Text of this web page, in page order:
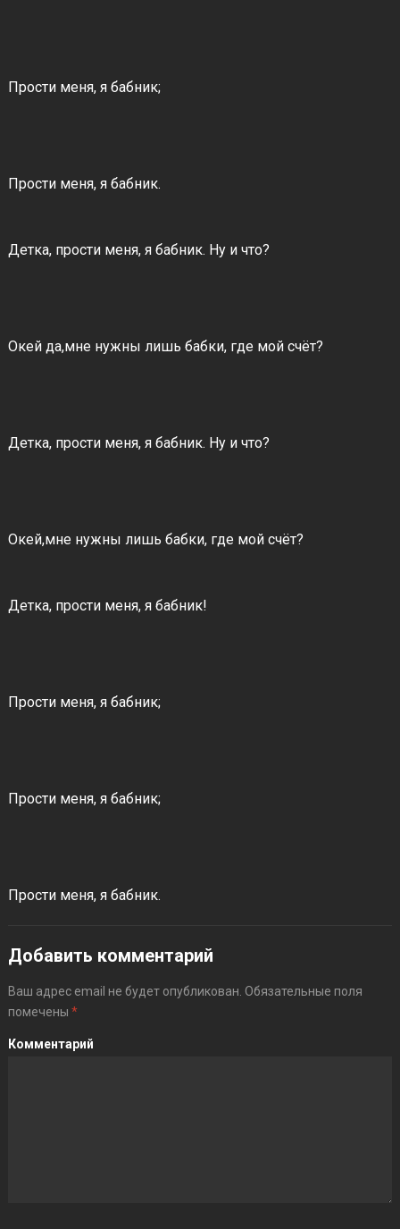
Прости меня, я бабник;
Прости меня, я бабник.
Детка, прости меня, я бабник. Ну и что?
Окей да,мне нужны лишь бабки, где мой счёт?
Детка, прости меня, я бабник. Ну и что?
Окей,мне нужны лишь бабки, где мой счёт?
Детка, прости меня, я бабник!
Прости меня, я бабник;
Прости меня, я бабник;
Прости меня, я бабник.
Добавить комментарий
Ваш адрес email не будет опубликован. Обязательные поля
помечены *
Комментарий